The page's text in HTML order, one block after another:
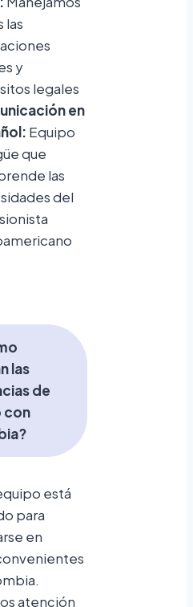
las
y
legales
en
Equipo
que
las
del
las
de
con
está
para
en
atención